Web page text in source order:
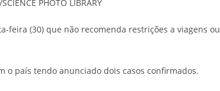
PHOTO LIBRARY
feira (30) que não recomenda restrições a viagens ou
o país tendo anunciado dois casos confirmados.